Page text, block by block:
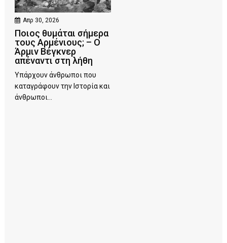
Απρ 30, 2026
Ποιος θυμάται σήμερα
τους Αρμένιους; – Ο
Άρμιν Βέγκνερ
απέναντι στη λήθη
Υπάρχουν άνθρωποι που
καταγράφουν την Ιστορία και
άνθρωποι...